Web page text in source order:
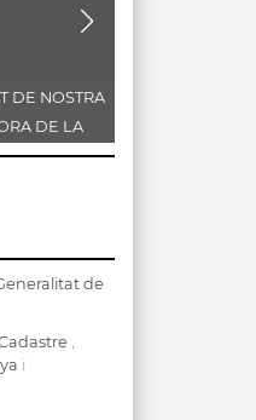
DE NOSTRA
DE LA
de
,
i